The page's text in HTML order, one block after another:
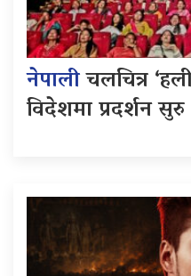
नेपालीचलचित्र
विदेशमा प्रदर्शन सुरु